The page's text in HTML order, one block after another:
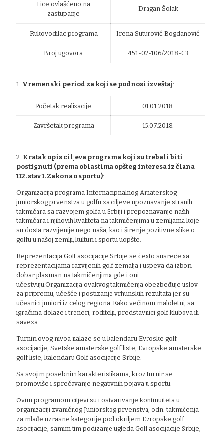
Lice ovlašćeno na
zastupanje
Dragan Šolak
Rukovodilac programa Irena Suturović Bogdanović
Broj ugovora 451-02-106/2018-03
1. Vremenski period za koji se podnosi izveštaj:
Početak realizacije 01.01.2018.
Završetak programa 15.07.2018.
2. Kratak opis ciljeva programa koji su trebali biti
postignuti (prema oblastima opšteg interesa iz člana
112. stav 1. Zakona o sportu):
Organizacija programa Internacipnalnog Amaterskog
juniorskog prvenstva u golfu za ciljeve upoznavanje stranih
takmičara sa razvojem golfa u Srbiji i prepoznavanje naših
takmičara i njihovih kvaliteta na takmičenjima u zemljama koje
su dosta razvijenije nego naša, kao i širenje pozitivne slike o
golfu u našoj zemlji, kulturi i sportu uopšte.
Reprezentacija Golf asocijacije Srbije se često susreće sa
reprezentacijama razvijenih golf zemalja i uspeva da izbori
dobar plasman na takmičenjima gde i oni
učestvuju.Organizacija ovakvog takmičenja obezbeđuje uslov
za pripremu, učešće i postizanje vrhunskih rezultata jer su
učesnici juniori iz celog regiona. Kako većinom maloletni, sa
igračima dolaze i treneri, roditelji, predstavnici golf klubova ili
saveza.
Turniri ovog nivoa nalaze se u kalendaru Evroske golf
asocijacije, Svetske amaterske golf liste, Evropske amaterske
golf liste, kalendaru Golf asocijacije Srbije.
Sa svojim posebnim karakteristikama, kroz turnir se
promoviše i sprečavanje negativnih pojava u sportu.
Ovim programom ciljevi su i ostvarivanje kontinuiteta u
organizaciji zvaničnog Juniorskog prvenstva, odn. takmičenja
za mlađe uzrasne kategorije pod okriljem Evropske golf
asocijacije, samim tim podizanje ugleda Golf asocijacije Srbije,